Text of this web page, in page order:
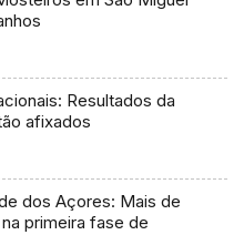
Resultados da
afixados
dos Açores: Mais de
primeira fase de